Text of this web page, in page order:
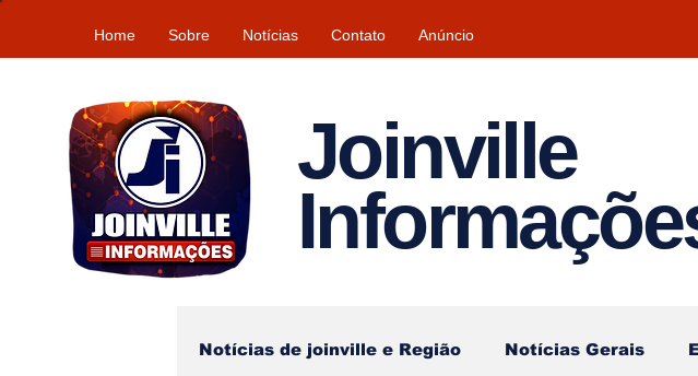
Home Sobre Notícias Contato Anúncio
Joinville
Notícias de joinville e Região Notícias Gerais